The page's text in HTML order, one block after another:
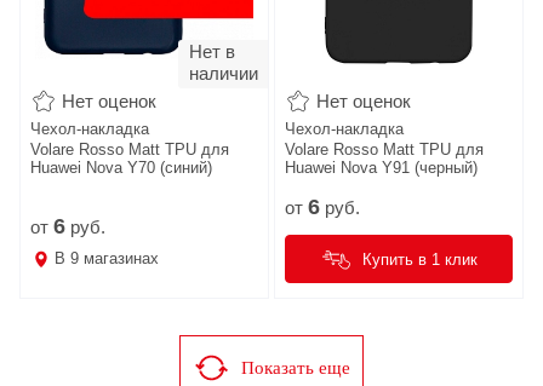
Нет в
наличии
Нет оценок
Чехол-накладка
Volare Rosso Matt TPU для
Huawei Nova Y70 (синий)
от 6 руб.
В 9 магазинах
Нет оценок
Чехол-накладка
Volare Rosso Matt TPU для
Huawei Nova Y91 (черный)
от 6 руб.
Купить в 1 клик
Показать еще